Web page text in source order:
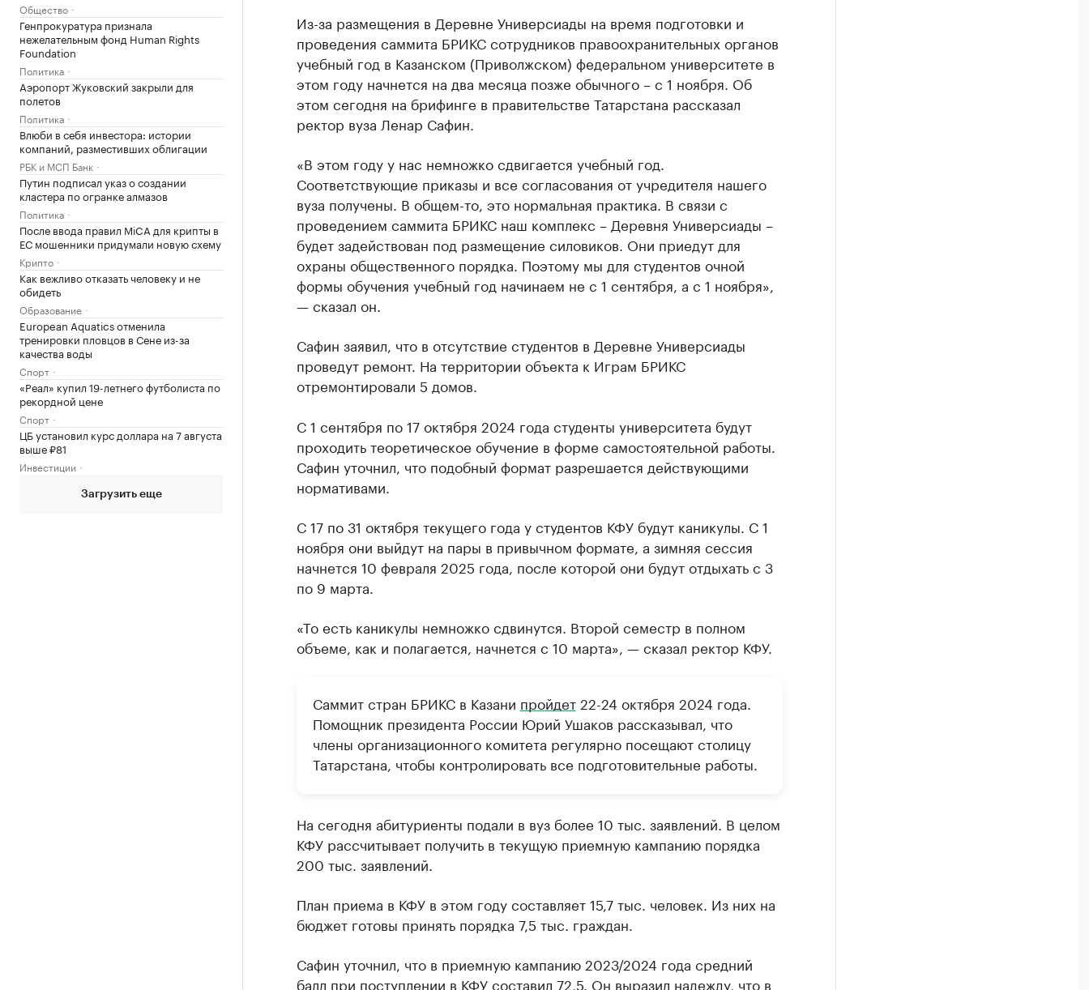
Общество
Генпрокуратура признала
нежелательным фонд Human Rights
Foundation
Политика
Аэропорт Жуковский закрыли для
полетов
Политика
Влюби в себя инвестора: истории
компаний, разместивших облигации
РБК и МСП Банк
Путин подписал указ о создании
кластера по огранке алмазов
Политика
После ввода правил MiCA для крипты в
ЕС мошенники придумали новую схему
Крипто
Как вежливо отказать человеку и не
обидеть
Образование
European Aquatics отменила
тренировки пловцов в Сене из-за
качества воды
Спорт
«Реал» купил 19-летнего футболиста по
рекордной цене
Спорт
ЦБ установил курс доллара на 7 августа
выше ₽81
Инвестиции
Загрузить еще
Из-за размещения в Деревне Универсиады на время подготовки и
проведения саммита БРИКС сотрудников правоохранительных органов
учебный год в Казанском (Приволжском) федеральном университете в
этом году начнется на два месяца позже обычного – с 1 ноября. Об
этом сегодня на брифинге в правительстве Татарстана рассказал
ректор вуза Ленар Сафин.
«В этом году у нас немножко сдвигается учебный год.
Соответствующие приказы и все согласования от учредителя нашего
вуза получены. В общем-то, это нормальная практика. В связи с
проведением саммита БРИКС наш комплекс – Деревня Универсиады –
будет задействован под размещение силовиков. Они приедут для
охраны общественного порядка. Поэтому мы для студентов очной
формы обучения учебный год начинаем не с 1 сентября, а с 1 ноября»,
— сказал он.
Сафин заявил, что в отсутствие студентов в Деревне Универсиады
проведут ремонт. На территории объекта к Играм БРИКС
отремонтировали 5 домов.
С 1 сентября по 17 октября 2024 года студенты университета будут
проходить теоретическое обучение в форме самостоятельной работы.
Сафин уточнил, что подобный формат разрешается действующими
нормативами.
С 17 по 31 октября текущего года у студентов КФУ будут каникулы. С 1
ноября они выйдут на пары в привычном формате, а зимняя сессия
начнется 10 февраля 2025 года, после которой они будут отдыхать с 3
по 9 марта.
«То есть каникулы немножко сдвинутся. Второй семестр в полном
объеме, как и полагается, начнется с 10 марта», — сказал ректор КФУ.
Саммит стран БРИКС в Казани пройдет22-24 октября 2024 года.
Помощник президента России Юрий Ушаков рассказывал, что
члены организационного комитета регулярно посещают столицу
Татарстана, чтобы контролировать все подготовительные работы.
На сегодня абитуриенты подали в вуз более 10 тыс. заявлений. В целом
КФУ рассчитывает получить в текущую приемную кампанию порядка
200 тыс. заявлений.
План приема в КФУ в этом году составляет 15,7 тыс. человек. Из них на
бюджет готовы принять порядка 7,5 тыс. граждан.
Сафин уточнил, что в приемную кампанию 2023/2024 года средний
балл при поступлении в КФУ составил 72,5. Он выразил надежду, что в